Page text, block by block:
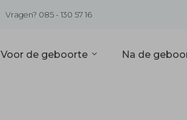
Vragen? 085 - 130 57 16
Voor de geboorte Na de